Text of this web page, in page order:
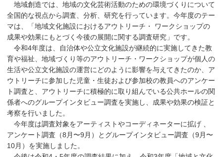
地域創造では、地域の文化芸術活動のための環境づくりについて
全国的な視点から調査、分析、研究を行っています。今年度のテー
マは、「地域文化施設におけるアウトリーチ・ ワークショップの
成果や効果にもとづく今後の展開に関する調査研究」です。
令和4年度は、自治体や公立文化施設が継続的に実施してきた教
育や福祉、地域づくり等のアウトリーチ・ワークショップが個人の
生活や公立文化施設の運営にどのように影響を与えてきたのか、ア
ウトリーチに参加した児童・生徒および参加校の教員へのアンケー
ト調査と、アウトリーチに積極的に取り組んでいる公共ホールの関
係者へのグループインタビュー調査を実施し、成果や効果の検証と
考察を行いました。
今年度は調査対象をアーティストやコーディネーターに拡げ 、
アンケート調査（8月〜9月）とグループインタビュー調査（9月〜
10月）を実施しました。